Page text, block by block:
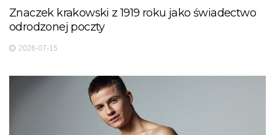
Znaczek krakowski z 1919 roku jako świadectwo
odrodzonej poczty
2026-07-15